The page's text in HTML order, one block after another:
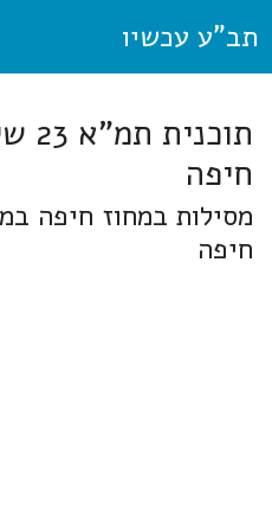
תב"ע עכשיו
חיפה
מסילות במחוז חיפה
חיפה